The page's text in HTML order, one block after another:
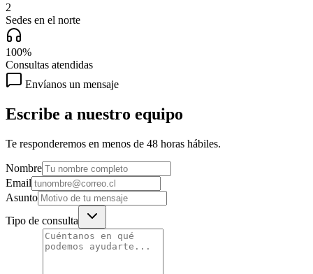
2
Sedes en el norte
100%
Consultas atendidas
Envíanos un mensaje
Escribe a nuestro equipo
Te responderemos en menos de 48 horas hábiles.
Nombre
Email
Asunto
Tipo de consulta